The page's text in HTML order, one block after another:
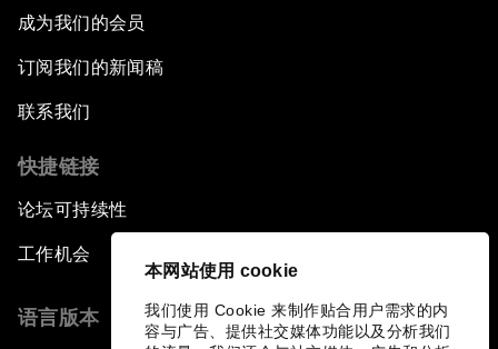
本网站使用 cookie
我们使用 Cookie 来制作贴合用户需求的内
容与广告、提供社交媒体功能以及分析我们
成为我们的会员
订阅我们的新闻稿
联系我们
快捷链接
论坛可持续性
工作机会
语言版本